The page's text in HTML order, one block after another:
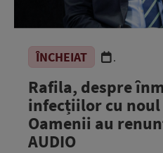
ÎNCHEIAT .
Rafila, despre
infecțiilor cu
Oamenii au
AUDIO